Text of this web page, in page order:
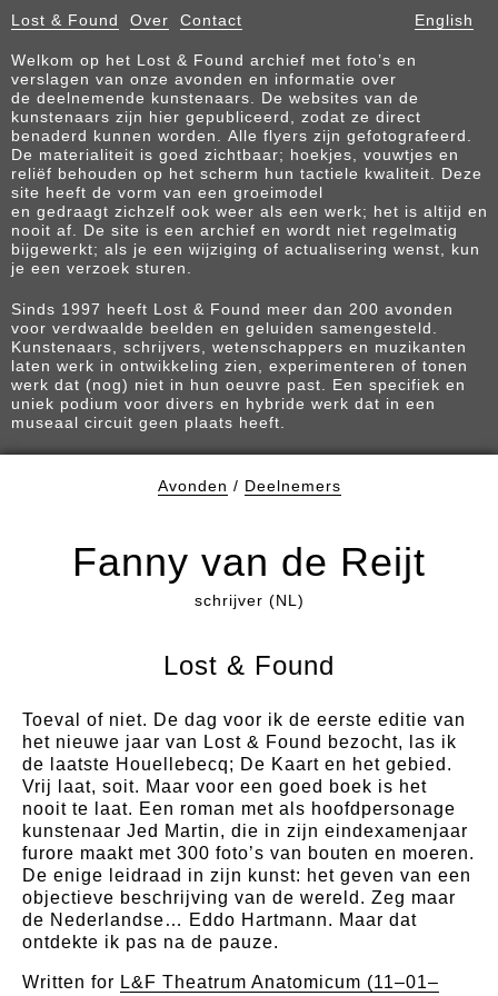
Lost & Found Over Contact English
Welkom op het Lost & Found archief met foto’s en
verslagen van onze avonden en informatie over
de deelnemende kunstenaars. De websites van de
kunstenaars zijn hier gepubliceerd, zodat ze direct
benaderd kunnen worden. Alle flyers zijn gefotografeerd.
De materialiteit is goed zichtbaar; hoekjes, vouwtjes en
reliëf behouden op het scherm hun tactiele kwaliteit. Deze
site heeft de vorm van een groeimodel
en gedraagt zichzelf ook weer als een werk; het is altijd en
nooit af. De site is een archief en wordt niet regelmatig
bijgewerkt; als je een wijziging of actualisering wenst, kun
je een verzoek sturen.
Sinds 1997 heeft Lost & Found meer dan 200 avonden
voor verdwaalde beelden en geluiden samengesteld.
Kunstenaars, schrijvers, wetenschappers en muzikanten
laten werk in ontwikkeling zien, experimenteren of tonen
werk dat (nog) niet in hun oeuvre past. Een specifiek en
uniek podium voor divers en hybride werk dat in een
museaal circuit geen plaats heeft.
Avonden / Deelnemers
Fanny van de Reijt
schrijver (NL)
Lost & Found
Toeval of niet. De dag voor ik de eerste editie van
het nieuwe jaar van Lost & Found bezocht, las ik
de laatste Houellebecq; De Kaart en het gebied.
Vrij laat, soit. Maar voor een goed boek is het
nooit te laat. Een roman met als hoofdpersonage
kunstenaar Jed Martin, die in zijn eindexamenjaar
furore maakt met 300 foto’s van bouten en moeren.
De enige leidraad in zijn kunst: het geven van een
objectieve beschrijving van de wereld. Zeg maar
de Nederlandse… Eddo Hartmann. Maar dat
ontdekte ik pas na de pauze.
Written for L&F Theatrum Anatomicum (11–01–